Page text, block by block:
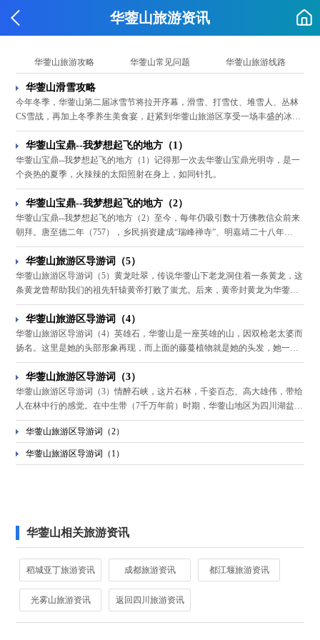
华蓥山旅游资讯
华蓥山旅游攻略 华蓥山常见问题 华蓥山旅游线路
华蓥山滑雪攻略
今年冬季，华蓥山第二届冰雪节将拉开序幕，滑雪、打雪仗、堆雪人、丛林
CS雪战，再加上冬季养生美食宴，赶紧到华蓥山旅游区享受一场丰盛的冰雪
玩乐大餐吧！
华蓥山宝鼎--我梦想起飞的地方（1）
华蓥山宝鼎--我梦想起飞的地方（1）记得那一次去华蓥山宝鼎光明寺，是一
个炎热的夏季，火辣辣的太阳照射在身上，如同针扎。
华蓥山宝鼎--我梦想起飞的地方（2）
华蓥山宝鼎--我梦想起飞的地方（2）至今，每年仍吸引数十万佛教信众前来
朝拜。唐至德二年（757），乡民捐资建成“瑞峰禅寺”、明嘉靖二十八年
（1549）更名为“光明寺”。清乾隆二十六年（1761），共建庙宇38座。每年
农历二月十九、六月十九、九月十九（相传分别为菩萨出生、出家、成道
日），数以万计的香客抬着架香，跳着云童舞前来朝山拜佛。
华蓥山旅游区导游词（5）
华蓥山旅游区导游词（5）黄龙吐翠，传说华蓥山下老龙洞住着一条黄龙，这
条黄龙曾帮助我们的祖先轩辕黄帝打败了蚩尤。后来，黄帝封黄龙为华蓥山
的守护神。为了维护华蓥山的壮丽风光，黄龙常常腾云驾雾巡行于山间。
华蓥山旅游区导游词（4）
华蓥山旅游区导游词（4）英雄石，华蓥山是一座英雄的山，因双枪老太婆而
扬名。这里是她的头部形象再现，而上面的藤蔓植物就是她的头发，她一直
往前看，象征着勇往直前的精神。
华蓥山旅游区导游词（3）
华蓥山旅游区导游词（3）情醉石峡，这片石林，千姿百态、高大雄伟，带给
人在林中行的感觉。在中生带（7千万年前）时期，华蓥山地区为四川湖盆的
一部分，与古大西洋相连，由于地质作用，经地壳运动，抬升为陆地，再受
新构造运动中来自东南方的强大压力，褶皱隆起为山，并发生大断裂，形成
今天的华蓥山脉。
华蓥山旅游区导游词（2）
华蓥山旅游区导游词（1）
华蓥山相关旅游资讯
稻城亚丁旅游资讯 成都旅游资讯 都江堰旅游资讯
光雾山旅游资讯 返回四川旅游资讯